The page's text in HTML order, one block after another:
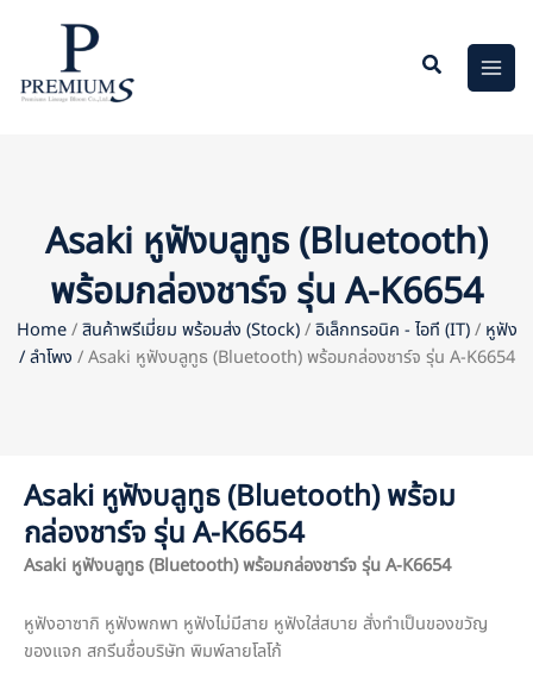
Asaki หูฟังบลูทูธ (Bluetooth)
พร้อมกล่องชาร์จ รุ่น A-K6654
Home/สินค้าพรีเมี่ยม พร้อมส่ง (Stock)/อิเล็กทรอนิค - ไอที (IT)/ หูฟัง
/ ลำโพง / Asaki หูฟังบลูทูธ (Bluetooth) พร้อมกล่องชาร์จ รุ่น A-K6654
Asaki หูฟังบลูทูธ (Bluetooth) พร้อม
กล่องชาร์จ รุ่น A-K6654
Asaki หูฟังบลูทูธ (Bluetooth) พร้อมกล่องชาร์จ รุ่น A-K6654
หูฟังอาซากิ หูฟังพกพา หูฟังไม่มีสาย หูฟังใส่สบาย สั่งทำเป็นของขวัญ
ของแจก สกรีนชื่อบริษัท พิมพ์ลายโลโก้